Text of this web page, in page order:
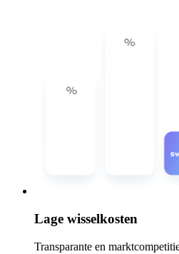
Lage wisselkosten
Transparante en